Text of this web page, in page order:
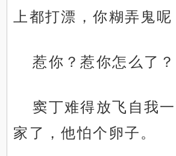
上都打漂，你糊弄鬼呢
惹你？惹你怎么了？
窦丁难得放飞自我
家了，他怕个卵子。